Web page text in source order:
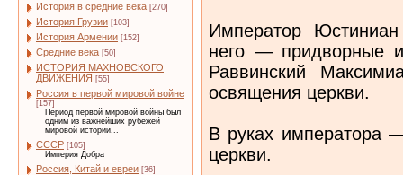
История в средние века [270]
История Грузии [103]
История Армении [152]
Средние века [50]
ИСТОРИЯ МАХНОВСКОГО
ДВИЖЕНИЯ [55]
Россия в первой мировой войне
[157]
Период первой мировой войны был
одним из важнейших рубежей
мировой истории...
СССР [105]
Империя Добра
Россия, Китай и евреи [36]
Император
него — придворные
Раввинский
освящения церкви.
В руках императора
церкви.